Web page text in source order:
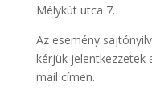
Mélykút utca 7.
Az esemény
kérjük jelentkezzetek
mail címen.